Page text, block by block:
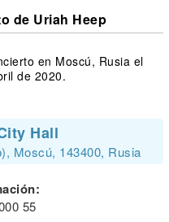
de Uriah Heep
en Moscú, Rusia el
de 2020.
Hall
Moscú, 143400, Rusia
55